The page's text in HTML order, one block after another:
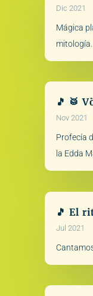
Dic 2021
Mágica
mitología.
🎵 🥁
Nov 2021
Profecía
la Edda
🎵 El
Jul 2021